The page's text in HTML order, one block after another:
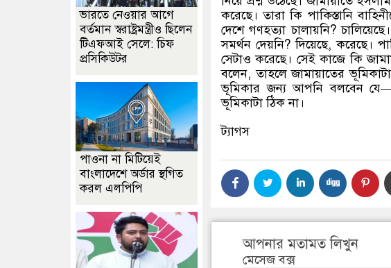
করেছে। তারা কি পাকিস্তানি
দেশে গণহত্যা চালায়নি?
সমর্থন দেয়নি? দিয়েছে, করেছে।
সেটাও করেছে। সেই কাজে কি
বলেন, তাহলে জামায়াতের
ভূমিকার জন্য আপনি বলবেন
ভূমিকাটা ঠিক না।
ট্যাগস
আপনার মতামত লিখুন
মেসেজ বক্স
ভারতে নেওয়ার আগে
বর্তমান স্বরাষ্ট্রমন্ত্রীও ছিলেন
টিএফআই সেলে: চিফ
প্রসিকিউটর
পাওনা না মিটিয়েই
বাংলাদেশে অর্ডার স্থগিত
করল এলপিপি